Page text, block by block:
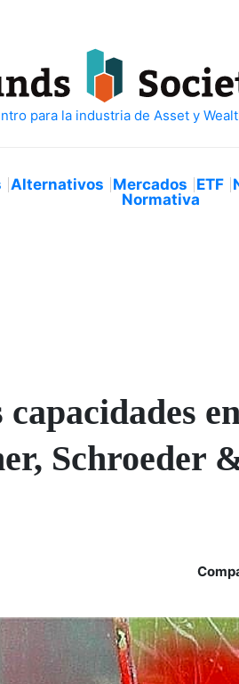
Alternativos Mercados ETF
Normativa
Schroeder